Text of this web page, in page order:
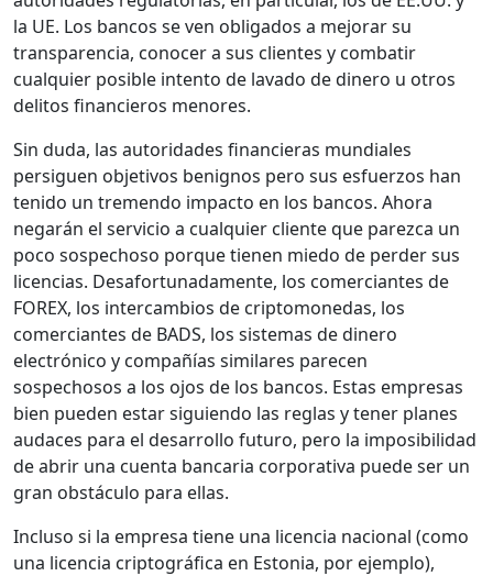
la UE. Los bancos se ven obligados a mejorar su
transparencia, conocer a sus clientes y combatir
cualquier posible intento de lavado de dinero u otros
delitos financieros menores.
Sin duda, las autoridades financieras mundiales
persiguen objetivos benignos pero sus esfuerzos han
tenido un tremendo impacto en los bancos. Ahora
negarán el servicio a cualquier cliente que parezca un
poco sospechoso porque tienen miedo de perder sus
licencias. Desafortunadamente, los comerciantes de
FOREX, los intercambios de criptomonedas, los
comerciantes de BADS, los sistemas de dinero
electrónico y compañías similares parecen
sospechosos a los ojos de los bancos. Estas empresas
bien pueden estar siguiendo las reglas y tener planes
audaces para el desarrollo futuro, pero la imposibilidad
de abrir una cuenta bancaria corporativa puede ser un
gran obstáculo para ellas.
Incluso si la empresa tiene una licencia nacional (como
una licencia criptográfica en Estonia, por ejemplo),